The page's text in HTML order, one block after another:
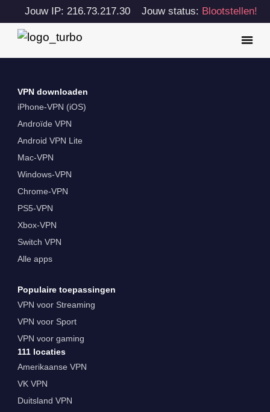
Jouw IP: 216.73.217.30 Jouw status: Blootstellen!
VPN downloaden
iPhone-VPN (iOS)
Androïde VPN
Android VPN Lite
Mac-VPN
Windows-VPN
Chrome-VPN
PS5-VPN
Xbox-VPN
Switch VPN
Alle apps
Populaire toepassingen
VPN voor Streaming
VPN voor Sport
VPN voor gaming
111 locaties
Amerikaanse VPN
VK VPN
Duitsland VPN